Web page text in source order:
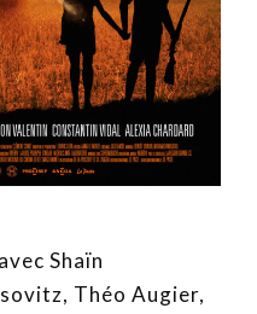
Shaïn
Théo Augier,